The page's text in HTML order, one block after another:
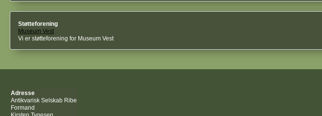
Støtteforening
Museum Vest
Vi er støtteforening for Museum Vest
Adresse
Antikvarisk Selskab Ribe
Formand